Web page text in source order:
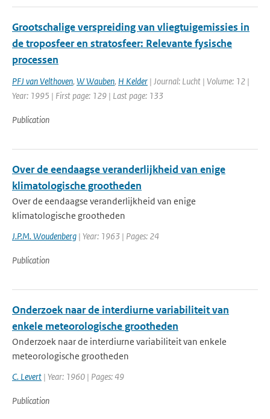
Grootschalige verspreiding van vliegtuigemissies in
de troposfeer en stratosfeer: Relevante fysische
processen
PFJ van Velthoven, W Wauben, H Kelder | Journal: Lucht | Volume: 12 |
Year: 1995 | First page: 129 | Last page: 133
Publication
Over de eendaagse veranderlijkheid van enige
klimatologische grootheden
Over de eendaagse veranderlijkheid van enige
klimatologische grootheden
J.P.M. Woudenberg | Year: 1963 | Pages: 24
Publication
Onderzoek naar de interdiurne variabiliteit van
enkele meteorologische grootheden
Onderzoek naar de interdiurne variabiliteit van enkele
meteorologische grootheden
C. Levert | Year: 1960 | Pages: 49
Publication